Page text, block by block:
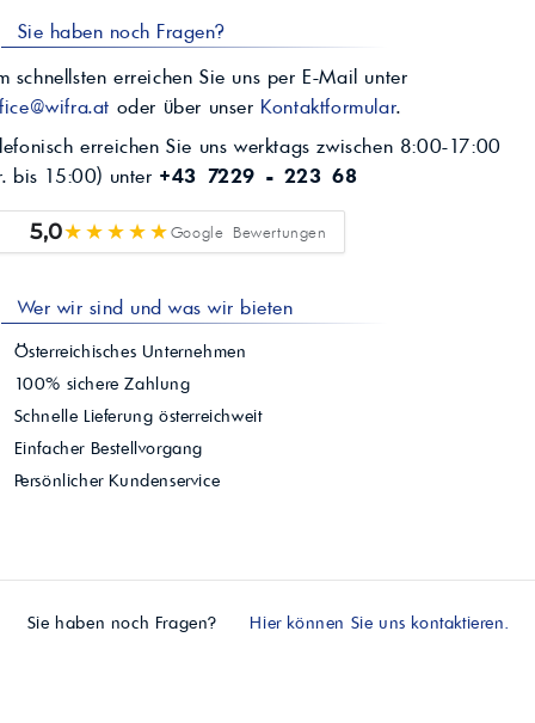
Sie haben noch Fragen?
schnellsten erreichen Sie uns per E-Mail unter
oder über unser Kontaktformular.
erreichen Sie uns werktags zwischen 8:00-17:00
bis 15:00) unter +43 7229 - 223 68
5,0★★★★★Google Bewertungen
Wer wir sind und was wir bieten
Österreichisches Unternehmen
100% sichere Zahlung
Schnelle Lieferung österreichweit
Einfacher Bestellvorgang
Persönlicher Kundenservice
Sie haben noch Fragen? Hier können Sie uns kontaktieren.